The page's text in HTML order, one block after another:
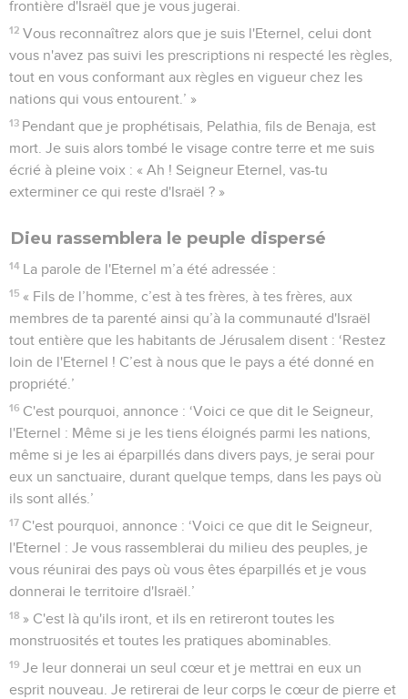
frontière d'Israël que je vous jugerai.
12 Vous reconnaîtrez alors que je suis l'Eternel, celui dont
vous n'avez pas suivi les prescriptions ni respecté les règles,
tout en vous conformant aux règles en vigueur chez les
nations qui vous entourent.’ »
13 Pendant que je prophétisais, Pelathia, fils de Benaja, est
mort. Je suis alors tombé le visage contre terre et me suis
écrié à pleine voix : « Ah ! Seigneur Eternel, vas-tu
exterminer ce qui reste d'Israël ? »
Dieu rassemblera le peuple dispersé
14 La parole de l'Eternel m’a été adressée :
15 « Fils de l’homme, c’est à tes frères, à tes frères, aux
membres de ta parenté ainsi qu’à la communauté d'Israël
tout entière que les habitants de Jérusalem disent : ‘Restez
loin de l'Eternel ! C’est à nous que le pays a été donné en
propriété.’
16 C'est pourquoi, annonce : ‘Voici ce que dit le Seigneur,
l'Eternel : Même si je les tiens éloignés parmi les nations,
même si je les ai éparpillés dans divers pays, je serai pour
eux un sanctuaire, durant quelque temps, dans les pays où
ils sont allés.’
17 C'est pourquoi, annonce : ‘Voici ce que dit le Seigneur,
l'Eternel : Je vous rassemblerai du milieu des peuples, je
vous réunirai des pays où vous êtes éparpillés et je vous
donnerai le territoire d'Israël.’
18 » C'est là qu'ils iront, et ils en retireront toutes les
monstruosités et toutes les pratiques abominables.
19 Je leur donnerai un seul cœur et je mettrai en eux un
esprit nouveau. Je retirerai de leur corps le cœur de pierre et